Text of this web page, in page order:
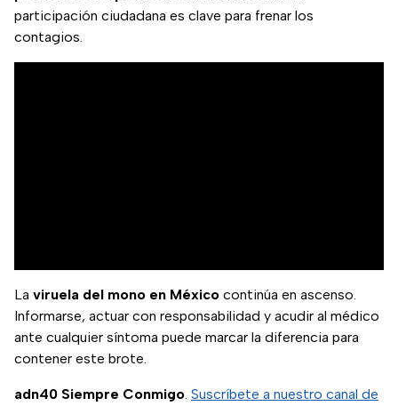
participación ciudadana es clave para frenar los
contagios.
La viruela del mono en México continúa en ascenso.
Informarse, actuar con responsabilidad y acudir al médico
ante cualquier síntoma puede marcar la diferencia para
contener este brote.
adn40 Siempre Conmigo. Suscríbete a nuestro canal de